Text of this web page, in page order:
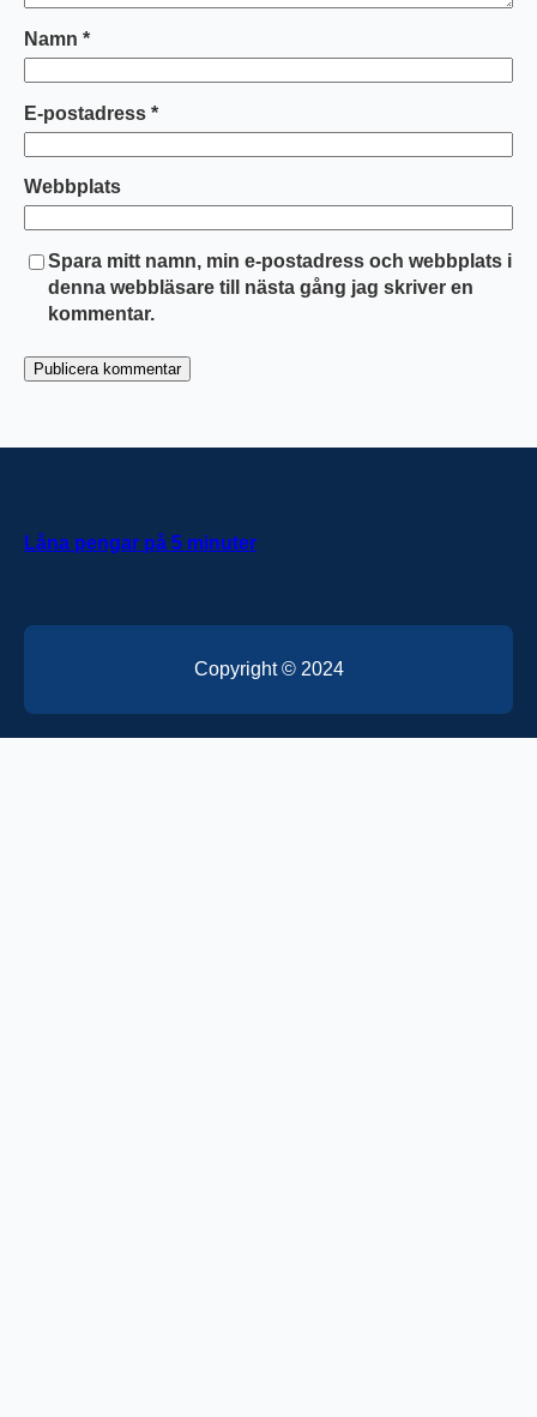
Namn *
E-postadress *
Webbplats
Spara mitt namn, min e-postadress och webbplats i
denna webbläsare till nästa gång jag skriver en
kommentar.
Låna pengar på 5 minuter
Copyright © 2024